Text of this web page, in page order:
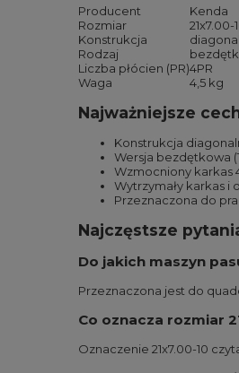
Producent
Kenda
Rozmiar
21x7.00-
Konstrukcja
Rodzaj
Liczba płócien (PR)4PR
Waga
4,5 kg
Najważniejsze
Konstrukcja
Wersja bezdętkowa
Wzmocniony karkas
Wytrzymały karkas i
Przeznaczona do
Najczęstsze
Do jakich maszyn
Przeznaczona jest do
Co oznacza rozmiar
Oznaczenie 21x7.00-10